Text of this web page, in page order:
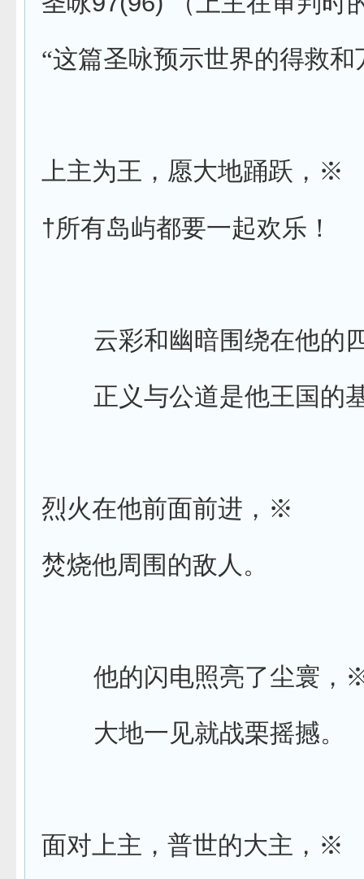
“这篇圣咏预示世界的得救
上主为王，愿大地踊跃， ※
†所有岛屿都要一起欢乐！
云彩和幽暗围绕在他的
正义与公道是他王国的
烈火在他前面前进， ※
焚烧他周围的敌人。
他的闪电照亮了尘寰，
大地一见就战栗摇撼。
面对上主，普世的大主， ※